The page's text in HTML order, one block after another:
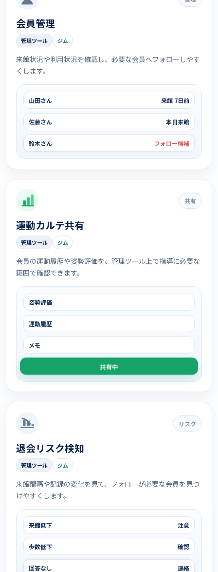
会員管理
管理ツール ジム
来館状況や利用状況を確認し、必要な会員へフォローしやす
くします。
山田さん 来館 7日前
佐藤さん 本日来館
鈴木さん フォロー候補
共有
運動カルテ共有
管理ツール ジム
会員の運動履歴や姿勢評価を、管理ツール上で指導に必要な
範囲で確認できます。
姿勢評価
運動履歴
メモ
共有中
リスク
退会リスク検知
管理ツール ジム
来館間隔や記録の変化を見て、フォローが必要な会員を見つ
けやすくします。
来館低下 注意
歩数低下 確認
回答なし 連絡